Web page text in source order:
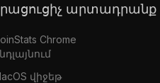
Լրացուցիչ արտադրանք
Chrome
վիջեթ